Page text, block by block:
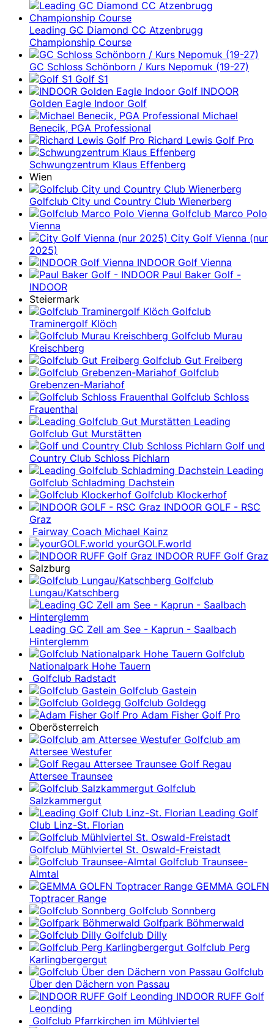
Leading GC Diamond CC Atzenbrugg
Championship Course
GC Schloss Schönborn / Kurs Nepomuk (19-27)
Golf S1
INDOOR
Golden Eagle Indoor Golf
Michael
Benecik, PGA Professional
Richard Lewis Golf Pro
Schwungzentrum Klaus Effenberg
Wien
Golfclub City und Country Club Wienerberg
Golfclub Marco Polo
Vienna
City Golf Vienna (nur
2025)
INDOOR Golf Vienna
Paul Baker Golf -
INDOOR
Steiermark
Golfclub
Traminergolf Klöch
Golfclub Murau
Kreischberg
Golfclub Gut Freiberg
Golfclub
Grebenzen-Mariahof
Golfclub Schloss
Frauenthal
Leading
Golfclub Gut Murstätten
Golf und
Country Club Schloss Pichlarn
Leading
Golfclub Schladming Dachstein
Golfclub Klockerhof
INDOOR GOLF - RSC
Graz
Fairway Coach Michael Kainz
yourGOLF.world
INDOOR RUFF Golf Graz
Salzburg
Golfclub
Lungau/Katschberg
Leading GC Zell am See - Kaprun - Saalbach
Hinterglemm
Golfclub
Nationalpark Hohe Tauern
Golfclub Radstadt
Golfclub Gastein
Golfclub Goldegg
Adam Fisher Golf Pro
Oberösterreich
Golfclub am
Attersee Westufer
Golf Regau
Attersee Traunsee
Golfclub
Salzkammergut
Leading Golf
Club Linz-St. Florian
Golfclub Mühlviertel St. Oswald-Freistadt
Golfclub Traunsee-
Almtal
GEMMA GOLFN
Toptracer Range
Golfclub Sonnberg
Golfpark Böhmerwald
Golfclub Dilly
Golfclub Perg
Karlingbergergut
Golfclub
Über den Dächern von Passau
INDOOR RUFF Golf
Leonding
Golfclub Pfarrkirchen im Mühlviertel